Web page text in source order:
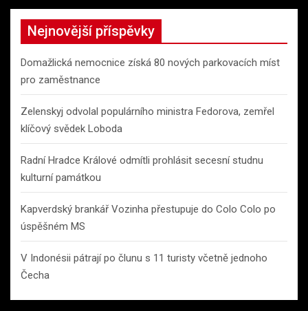
Nejnovější příspěvky
Domažlická nemocnice získá 80 nových parkovacích míst
pro zaměstnance
Zelenskyj odvolal populárního ministra Fedorova, zemřel
klíčový svědek Loboda
Radní Hradce Králové odmítli prohlásit secesní studnu
kulturní památkou
Kapverdský brankář Vozinha přestupuje do Colo Colo po
úspěšném MS
V Indonésii pátrají po člunu s 11 turisty včetně jednoho
Čecha